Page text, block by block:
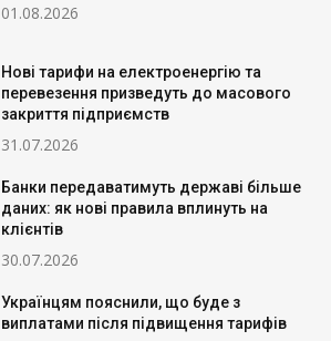
01.08.2026
Нові тарифи на електроенергію та
перевезення призведуть до масового
закриття підприємств
31.07.2026
Банки передаватимуть державі більше
даних: як нові правила вплинуть на
клієнтів
30.07.2026
Українцям пояснили, що буде з
виплатами після підвищення тарифів